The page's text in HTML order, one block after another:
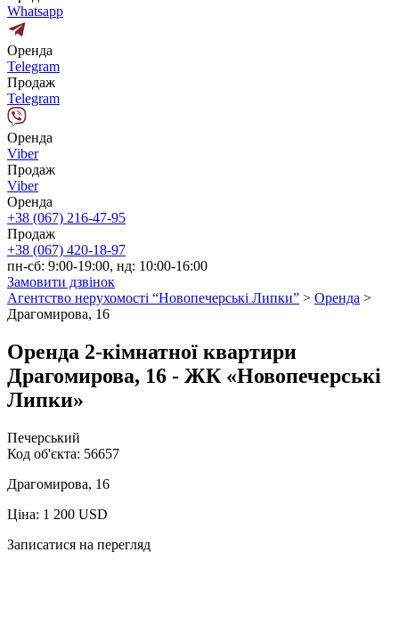
Whatsapp
Оренда
Telegram
Продаж
Telegram
Оренда
Viber
Продаж
Viber
Оренда
+38 (067) 216-47-95
Продаж
+38 (067) 420-18-97
пн-сб: 9:00-19:00, нд: 10:00-16:00
Замовити дзвінок
Агентство нерухомості “Новопечерські Липки” > Оренда >
Драгомирова, 16
Оренда 2-кімнатної квартири
Драгомирова, 16 - ЖК «Новопечерські
Липки»
Печерський
Код об'єкта: 56657
Драгомирова, 16
Ціна: 1 200 USD
Записатися на перегляд